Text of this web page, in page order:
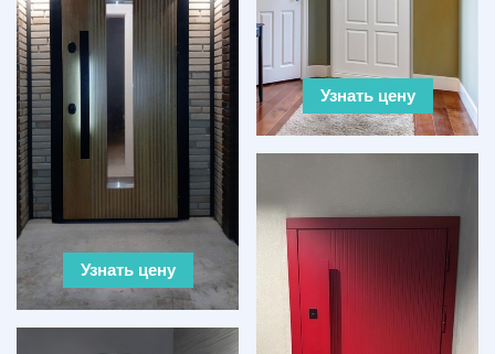
Узнать цену
Узнать цену